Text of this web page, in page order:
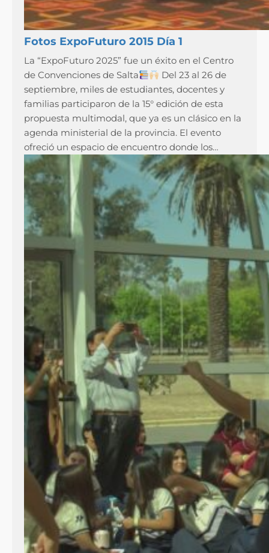
Fotos ExpoFuturo 2015 Día 1
La “ExpoFuturo 2025” fue un éxito en el Centro
de Convenciones de Salta
Del 23 al 26 de
septiembre, miles de estudiantes, docentes y
familias participaron de la 15° edición de esta
propuesta multimodal, que ya es un clásico en la
agenda ministerial de la provincia. El evento
ofreció un espacio de encuentro donde los…